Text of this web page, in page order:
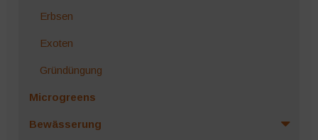
Erbsen
Exoten
Gründüngung
Microgreens
Bewässerung